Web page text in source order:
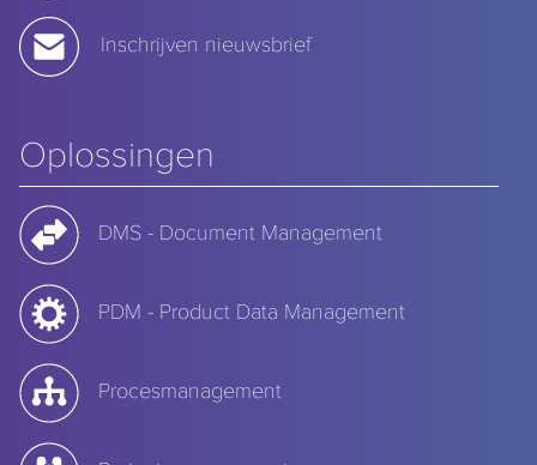
Inschrijven nieuwsbrief
Oplossingen
DMS - Document Management
PDM - Product Data Management
Procesmanagement